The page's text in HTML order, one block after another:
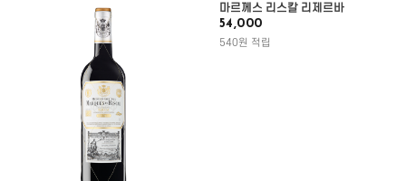
마르께스 리스칼 리제르바
54,000
540원 적립